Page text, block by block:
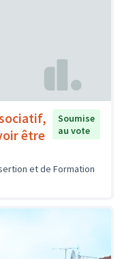
être
Soumise
au vote
et de Formation